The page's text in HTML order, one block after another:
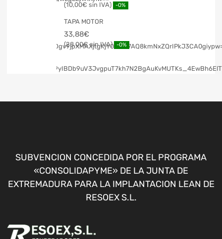
10,00€ -0%
TAPA MOTOR
33,88€
28,00€ -0%
SUBVENCION CONCEDIDA POR EL PROGRAMA
«CONSOLIDAPYME» DE LA JUNTA DE
EXTREMADURA PARA LA IMPLANTACION LEAN DE
RESOEX S.L.